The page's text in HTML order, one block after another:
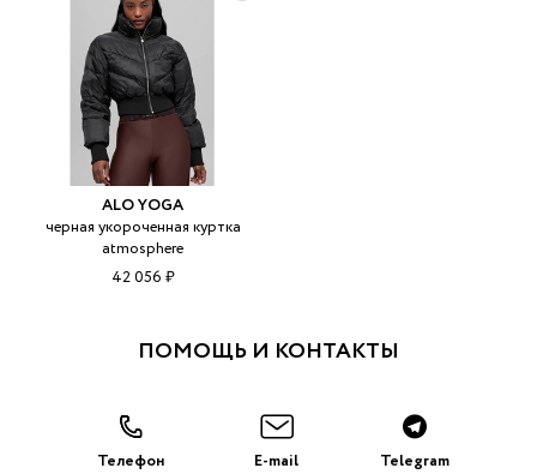
ALO YOGA
черная укороченная куртка
atmosphere
42 056 ₽
ПОМОЩЬ И КОНТАКТЫ
Телефон E-mail Telegram